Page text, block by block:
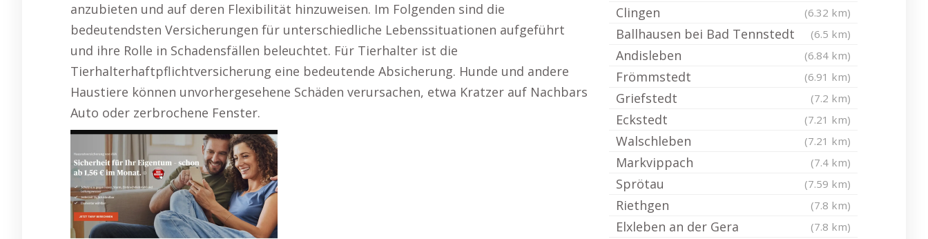
anzubieten und auf deren Flexibilität hinzuweisen. Im Folgenden sind die
bedeutendsten Versicherungen für unterschiedliche Lebenssituationen aufgeführt
und ihre Rolle in Schadensfällen beleuchtet. Für Tierhalter ist die
Tierhalterhaftpflichtversicherung eine bedeutende Absicherung. Hunde und andere
Haustiere können unvorhergesehene Schäden verursachen, etwa Kratzer auf Nachbars
Auto oder zerbrochene Fenster.
Clingen (6.32 km)
Ballhausen bei Bad Tennstedt (6.5 km)
Andisleben (6.84 km)
Frömmstedt (6.91 km)
Griefstedt (7.2 km)
Eckstedt (7.21 km)
Walschleben (7.21 km)
Markvippach (7.4 km)
Sprötau (7.59 km)
Riethgen (7.8 km)
Elxleben an der Gera (7.8 km)